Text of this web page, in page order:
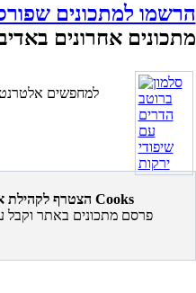
מתכונים אחרונים
למחפשים
הצטרף לקהילת אוהבי האוכל של אתר Cooks
פרסם מתכונים באתר וקבל